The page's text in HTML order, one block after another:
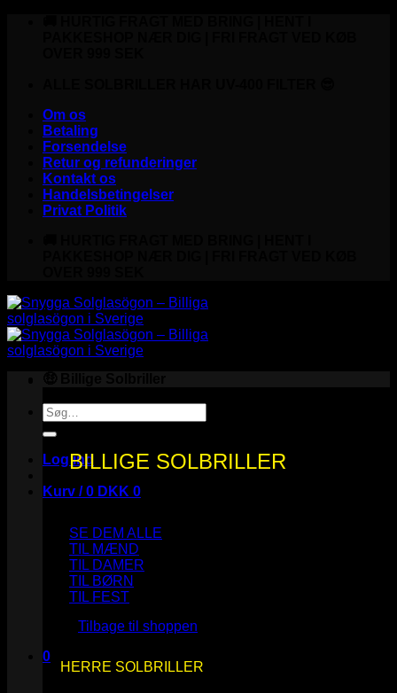
Om os
Betaling
Forsendelse
Retur og refunderinger
Kontakt os
Handelsbetingelser
Privat Politik
Søg
efter:
Log ind
Kurv /0 DKK 0
Ingen varer i kurven.
Tilbage til shoppen
0
Kurv
BILLIGE SOLBRILLER
SE DEM ALLE
TIL MÆND
TIL DAMER
TIL BØRN
TIL FEST
HERRE SOLBRILLER